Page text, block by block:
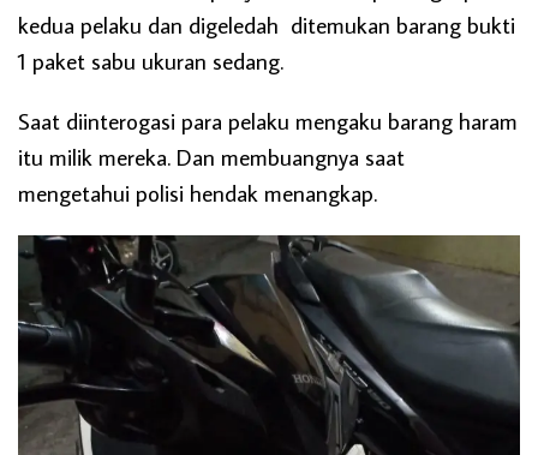
kedua pelaku dan digeledah ditemukan barang bukti
1 paket sabu ukuran sedang.
Saat diinterogasi para pelaku mengaku barang haram
itu milik mereka. Dan membuangnya saat
mengetahui polisi hendak menangkap.